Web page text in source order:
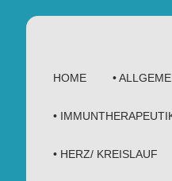
HOME •
•
• HERZ/ KREISLAUF